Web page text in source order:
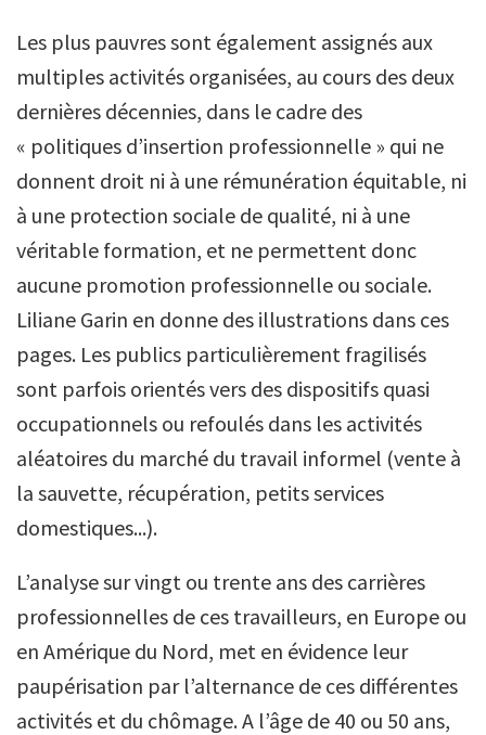
Les plus pauvres sont également assignés aux
multiples activités organisées, au cours des deux
dernières décennies, dans le cadre des
« politiques d’insertion professionnelle » qui ne
donnent droit ni à une rémunération équitable, ni
à une protection sociale de qualité, ni à une
véritable formation, et ne permettent donc
aucune promotion professionnelle ou sociale.
Liliane Garin en donne des illustrations dans ces
pages. Les publics particulièrement fragilisés
sont parfois orientés vers des dispositifs quasi
occupationnels ou refoulés dans les activités
aléatoires du marché du travail informel (vente à
la sauvette, récupération, petits services
domestiques...).
L’analyse sur vingt ou trente ans des carrières
professionnelles de ces travailleurs, en Europe ou
en Amérique du Nord, met en évidence leur
paupérisation par l’alternance de ces différentes
activités et du chômage. A l’âge de 40 ou 50 ans,